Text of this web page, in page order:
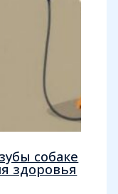
собаке
здоровья